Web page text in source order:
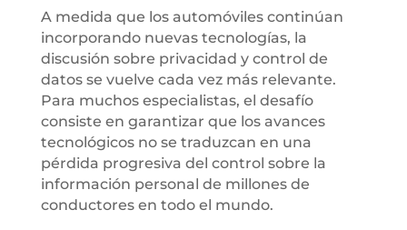
A medida que los automóviles continúan
incorporando nuevas tecnologías, la
discusión sobre privacidad y control de
datos se vuelve cada vez más relevante.
Para muchos especialistas, el desafío
consiste en garantizar que los avances
tecnológicos no se traduzcan en una
pérdida progresiva del control sobre la
información personal de millones de
conductores en todo el mundo.